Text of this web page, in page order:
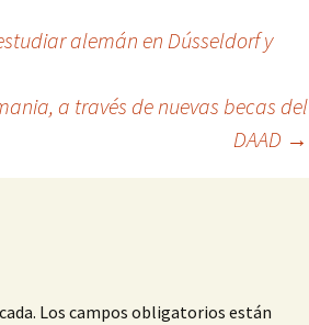
alemán en Dússeldorf y
a través de nuevas becas del
DAAD →
Los campos obligatorios están